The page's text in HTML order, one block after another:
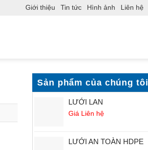
Giới thiệu Tin tức Hình ảnh Liên hệ
Sản phẩm của chúng tôi
LƯỚI LAN
Giá Liên hệ
LƯỚI AN TOÀN HDPE